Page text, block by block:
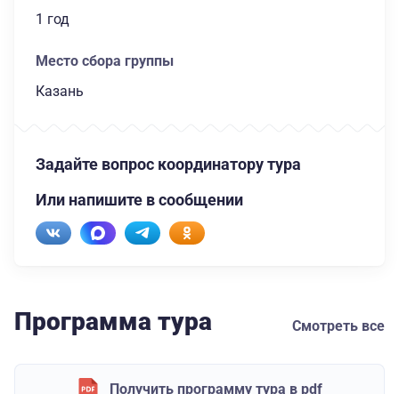
1 год
Место сбора группы
Казань
Задайте вопрос координатору тура
Или напишите в сообщении
Программа тура Смотреть все
Получить программу тура в pdf